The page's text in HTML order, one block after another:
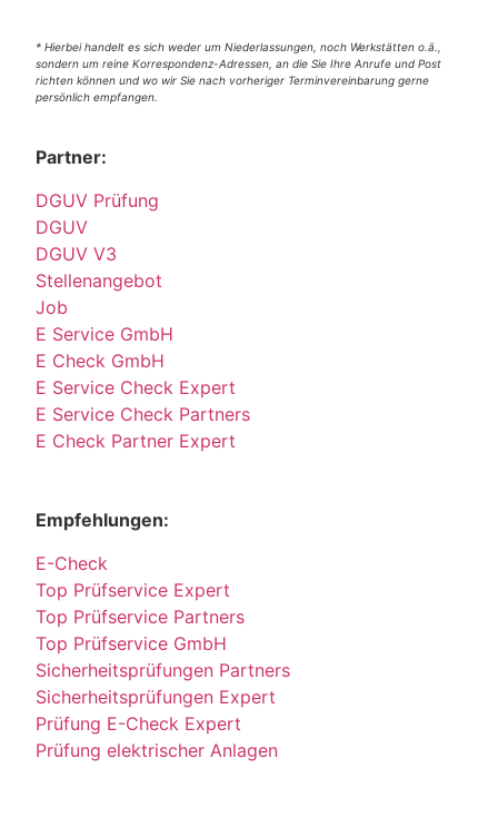
* Hierbei handelt es sich weder um Niederlassungen, noch Werkstätten o.ä.,
sondern um reine Korrespondenz-Adressen, an die Sie Ihre Anrufe und Post
richten können und wo wir Sie nach vorheriger Terminvereinbarung gerne
persönlich empfangen.
Partner:
DGUV Prüfung
DGUV
DGUV V3
Stellenangebot
Job
E Service GmbH
E Check GmbH
E Service Check Expert
E Service Check Partners
E Check Partner Expert
Empfehlungen:
E-Check
Top Prüfservice Expert
Top Prüfservice Partners
Top Prüfservice GmbH
Sicherheitsprüfungen Partners
Sicherheitsprüfungen Expert
Prüfung E-Check Expert
Prüfung elektrischer Anlagen